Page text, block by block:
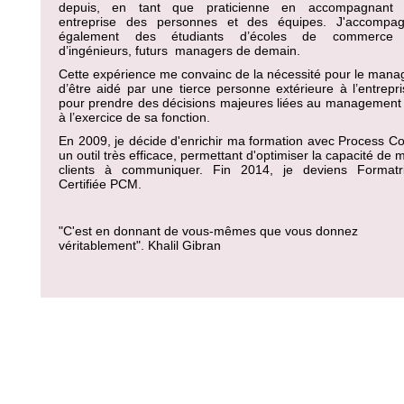
depuis, en tant que praticienne en accompagnant
entreprise des personnes et des équipes.
également des étudiants d’écoles de
d’ingénieurs, futurs managers de demain.
Cette expérience me convainc de la nécessité pour le
d’être aidé par une tierce personne extérieure à
pour prendre des décisions majeures liées au management
à l’exercice de sa fonction.
En 2009, je décide d'enrichir ma formation avec Process
un outil très efficace, permettant d'optimiser la capacité de
clients à communiquer. Fin 2014, je deviens
Certifiée PCM.
"C'est en donnant de vous-mêmes que vous donnez
véritablement". Khalil Gibran